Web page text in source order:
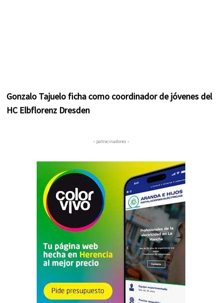
Gonzalo Tajuelo ficha como coordinador de jóvenes del
HC Elbflorenz Dresden
– patrocinadores –